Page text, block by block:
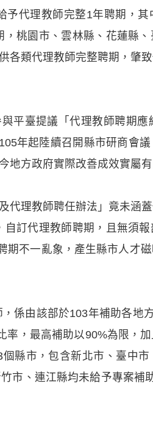
代理教師完整1年聘期，
桃園市、雲林縣、花蓮縣
各類代理教師完整聘期，肇
平臺提議「代理教師聘期應
年起陸續召開縣市研商會
地方政府實際改善成效實屬有
代理教師聘任辦法」竟未涵
訂代理教師聘期，且無須
不一亂象，產生縣市人才
係由該部於103年補助各地
，最高補助以90%為限，
縣市，包含新北市、臺中
市、連江縣均未給予專案補